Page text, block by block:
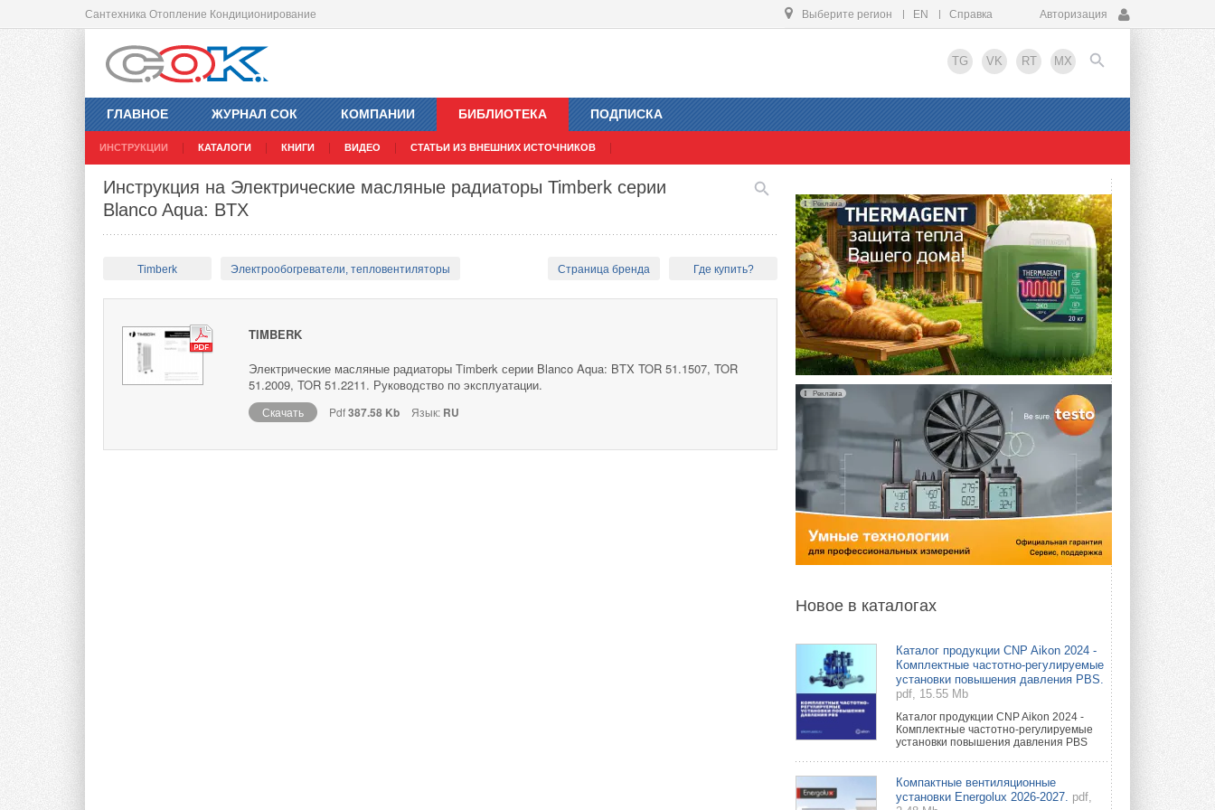
Сантехника Отопление Кондиционирование Выберите регион EN Справка Авторизация
TG VK RT MX
ГЛАВНОЕ ЖУРНАЛ СОК КОМПАНИИ БИБЛИОТЕКА
ИНСТРУКЦИИ КАТАЛОГИ КНИГИ ВИДЕО СТАТЬИ ИЗ ВНЕШНИХ ИСТОЧНИКОВ
ПОДПИСКА
EN
Инструкция на Электрические масляные радиаторы Timberk серии
Blanco Aqua: BTX
Timberk Электрообогреватели, тепловентиляторы Страница бренда Где купить?
TIMBERK
Электрические масляные радиаторы Timberk серии Blanco Aqua: BTX TOR 51.1507, TOR
51.2009, TOR 51.2211. Руководство по эксплуатации.
Скачать Pdf387.58 Kb Язык: RU
Реклама
Реклама
Новое в каталогах
Каталог продукции CNP Aikon 2024 -
Комплектные частотно-регулируемые
установки повышения давления PBS.
pdf, 15.55 Mb
Каталог продукции CNP Aikon 2024 -
Комплектные частотно-регулируемые
установки повышения давления PBS
Компактные вентиляционные
установки Energolux 2026-2027. pdf,